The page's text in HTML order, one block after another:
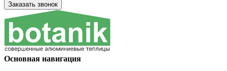
Заказать звонок
Основная навигация